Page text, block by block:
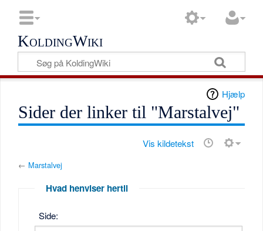
KoldingWiki
Hjælp
Sider der linker til "Marstalvej"
Vis kildetekst
← Marstalvej
Hvad henviser hertil
Side: